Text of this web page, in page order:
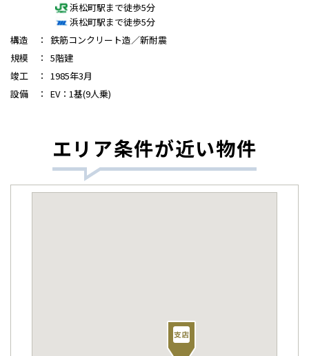
浜松町駅まで徒歩5分
浜松町駅まで徒歩5分
構造
： 鉄筋コンクリート造／新耐震
規模
： 5階建
竣工
： 1985年3月
設備
： EV：1基(9人乗)
エリア条件が近い物件